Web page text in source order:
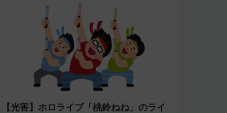
【光害】ホロライブ「桃鈴ねね」のライ